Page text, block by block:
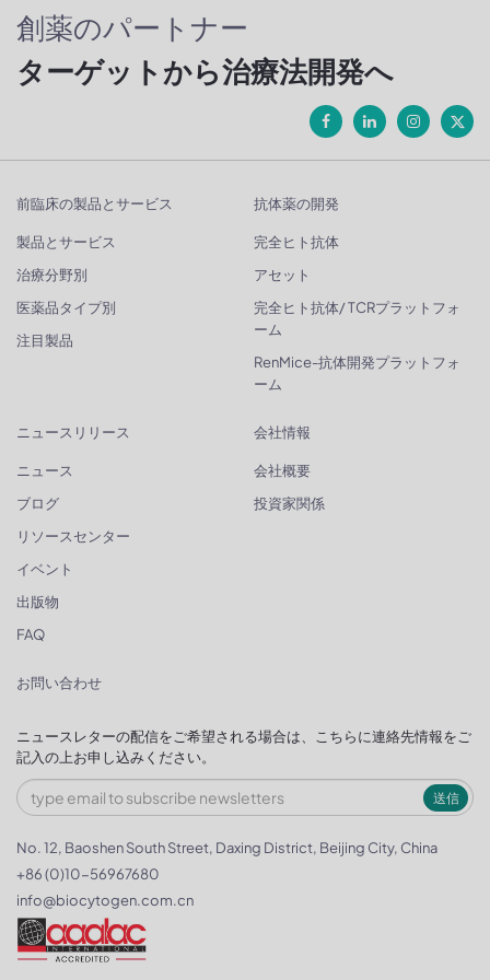
創薬のパートナー
ターゲットから治療法開発へ
前臨床の製品とサービス
製品とサービス
治療分野別
医薬品タイプ別
注目製品
抗体薬の開発
完全ヒト抗体
アセット
完全ヒト抗体/ TCRプラットフォ
ーム
RenMice-抗体開発プラットフォ
ーム
ニュースリリース
ニュース
ブログ
リソースセンター
イベント
出版物
FAQ
会社情報
会社概要
投資家関係
お問い合わせ
ニュースレターの配信をご希望される場合は、こちらに連絡先情報をご
記入の上お申し込みください。
送信
No. 12, Baoshen South Street, Daxing District, Beijing City, China
+86 (0)10-56967680
info@biocytogen.com.cn